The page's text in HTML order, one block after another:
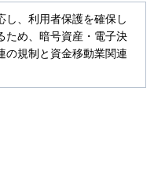
し、利用者保護を確保し
ため、暗号資産・電子決
の規制と資金移動業関連